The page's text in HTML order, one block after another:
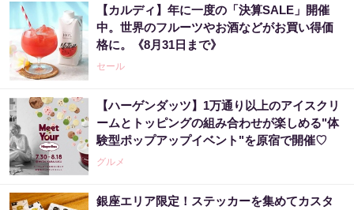
【カルディ】年に一度の「決算SALE」開催
中。世界のフルーツやお酒などがお買い得価
格に。《8月31日まで》
セール
【ハーゲンダッツ】1万通り以上のアイスクリ
ームとトッピングの組み合わせが楽しめる"体
験型ポップアップイベント"を原宿で開催♡
グルメ
銀座エリア限定！ステッカーを集めてカスタ